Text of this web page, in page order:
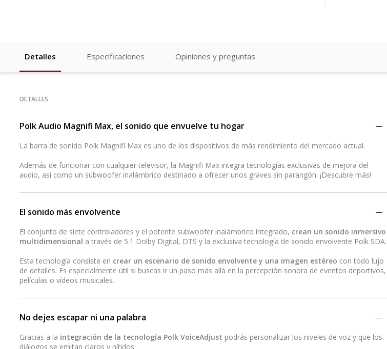
Detalles Especificaciones Opiniones y preguntas
DETALLES
Polk Audio Magnifi Max, el sonido que envuelve tu hogar
La barra de sonido Polk Magnifi Max es uno de los dispositivos de más rendimiento del mercado actual.
Además de funcionar con cualquier televisor, la Magnifi Max integra tecnologías exclusivas de mejora del
audio, así como un subwoofer inalámbrico destinado a ofrecer unos graves sin parangón. ¡Descubre más!
El sonido más envolvente
El conjunto de siete controladores y el potente subwoofer inalámbrico integrado, crean un sonido inmersivo
multidimensional a través de 5.1 Dolby Digital, DTS y la exclusiva tecnología de sonido envolvente Polk SDA.
Esta tecnología consiste en crear un escenario de sonido envolvente y una imagen estéreo con todo lujo
de detalles. Es especialmente útil si buscas ir un paso más allá en la percepción sonora de eventos deportivos,
películas o vídeos musicales.
No dejes escapar ni una palabra
Gracias a la integración de la tecnología Polk VoiceAdjust podrás personalizar los niveles de voz y que los
diálogos se emitan claros y nítidos.